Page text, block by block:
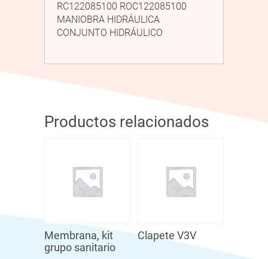
RC122085100 ROC122085100
MANIOBRA HIDRÁULICA
CONJUNTO HIDRÁULICO
Productos relacionados
Membrana, kit
grupo sanitario
Clapete V3V